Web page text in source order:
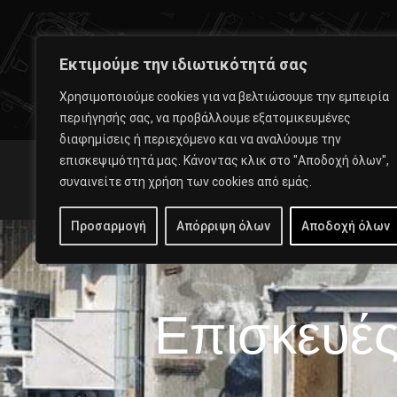
Εκτιμούμε την ιδιωτικότητά σας
Χρησιμοποιούμε cookies για να βελτιώσουμε την εμπειρία
περιήγησής σας, να προβάλλουμε εξατομικευμένες
διαφημίσεις ή περιεχόμενο και να αναλύουμε την
επισκεψιμότητά μας. Κάνοντας κλικ στο "Αποδοχή όλων",
συναινείτε στη χρήση των cookies από εμάς.
Προσαρμογή Απόρριψη όλων Αποδοχή όλων
Αριστοτέλους 1, 15124 Μαρούσι
ΚΕΝΤΡΙΚΉ